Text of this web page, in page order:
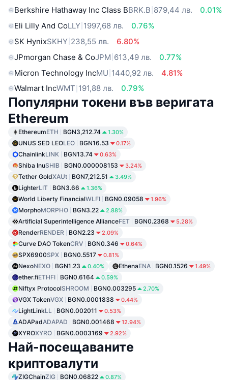
Berkshire Hathaway Inc Class BBRK.B 879,44 лв.
0.01%
Eli Lilly And CoLLY 1997,68 лв.
0.76%
SK HynixSKHY 238,55 лв.
6.80%
JPmorgan Chase & CoJPM 613,49 лв.
0.77%
Micron Technology IncMU 1440,92 лв.
4.81%
Walmart IncWMT 191,88 лв. 0.79%
Популярни токени във веригата
Ethereum
EthereumETH BGN3,212.74 1.30%
UNUS SED LEOLEO BGN16.53 0.17%
ChainlinkLINK BGN13.74 0.63%
Shiba InuSHIB BGN0.000008153 3.24%
Tether GoldXAUt BGN7,212.51 3.49%
LighterLIT BGN3.66 1.36%
World Liberty FinancialWLFI BGN0.09058 1.96%
MorphoMORPHO BGN3.22 2.88%
Artificial Superintelligence AllianceFET BGN0.2368 5.28%
RenderRENDER BGN2.23 2.09%
Curve DAO TokenCRV BGN0.346 0.64%
SPX6900SPX BGN0.5517 0.81%
NexoNEXO BGN1.23 0.40% EthenaENA BGN0.1526 1.49%
ether.fiETHFI BGN0.6164 0.59%
Niftyx ProtocolSHROOM BGN0.003295 2.70%
VGX TokenVGX BGN0.0001838 0.44%
LightLinkLL BGN0.002011 0.53%
ADAPadADAPAD BGN0.001468 12.94%
XYROXYRO BGN0.0003169 2.92%
Най-посещаваните
криптовалути
ZIGChainZIG BGN0.06822 0.87%